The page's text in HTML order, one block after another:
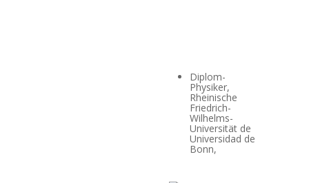
Diplom-
Physiker,
Rheinische
Friedrich-
Wilhelms-
Universität de
Universidad de
Bonn,